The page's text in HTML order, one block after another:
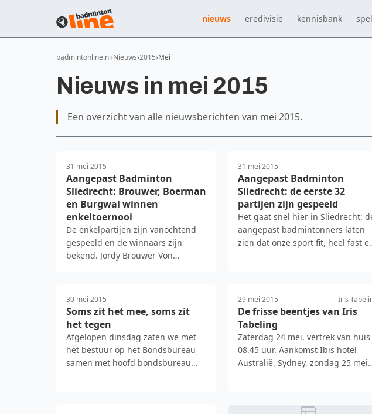
nieuws eredivisie kennisbank
badmintonline.nl Nieuws 2015 Mei
Nieuws in mei 2015
Een overzicht van alle nieuwsberichten van mei 2015.
31 mei 2015
Aangepast Badminton
Sliedrecht: Brouwer, Boerman
en Burgwal winnen
enkeltoernooi
De enkelpartijen zijn vanochtend
gespeeld en de winnaars zijn
bekend. Jordy Brouwer Von
31 mei 2015
Aangepast Badminton
Sliedrecht: de eerste 32
partijen zijn gespeeld
Het gaat snel hier in Sliedrecht:
aangepast badmintonners laten
zien dat onze sport fit, heel fast
30 mei 2015
Soms zit het mee, soms zit
het tegen
Afgelopen dinsdag zaten we met
het bestuur op het Bondsbureau
samen met hoofd bondsbureau
29 mei 2015 Iris
De frisse beentjes van Iris
Tabeling
Zaterdag 24 mei, vertrek van huis
08.45 uur. Aankomst Ibis hotel
Australië, Sydney, zondag 25 mei